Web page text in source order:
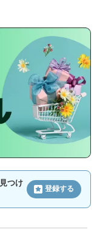
見つけ
登録する